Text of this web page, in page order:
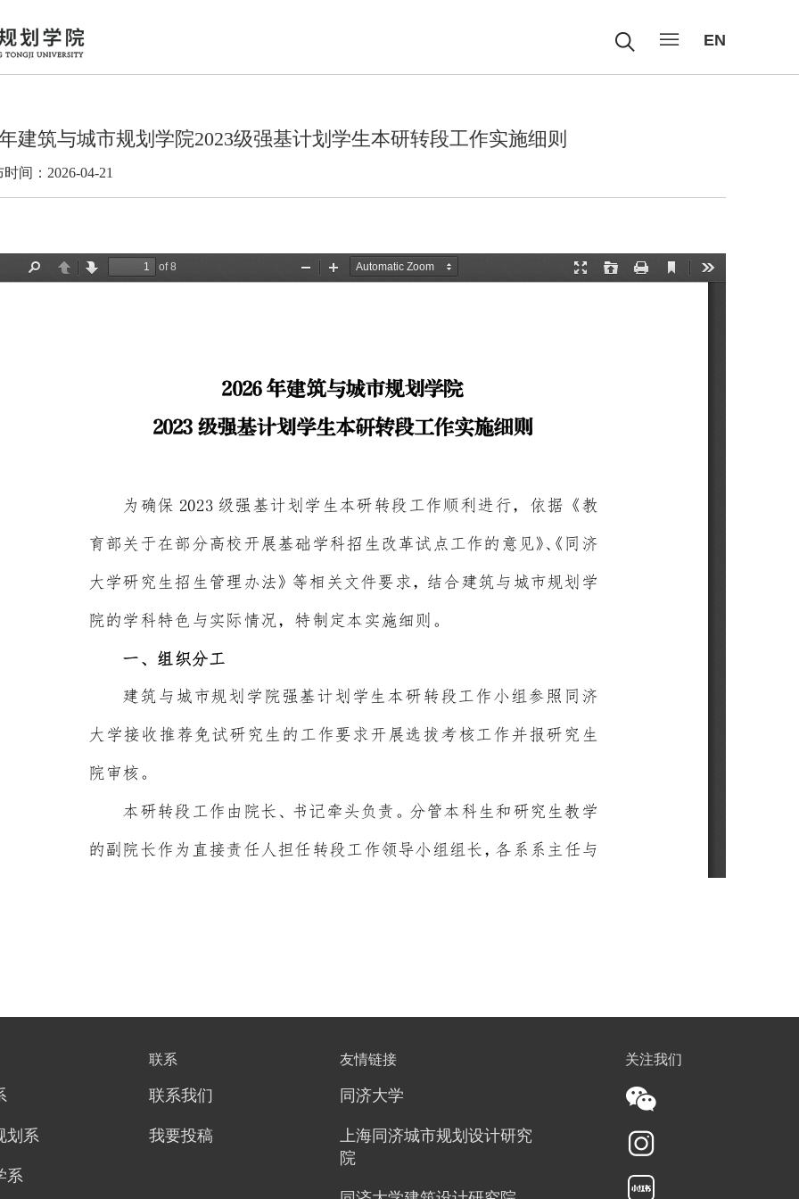
EN
建筑与城市规划学院2023级强基计划学生本研转段工作实施细则
间：2026-04-21
划系
系
联系
联系我们
我要投稿
友情链接
同济大学
上海同济城市规划设计研究
院
关注我们